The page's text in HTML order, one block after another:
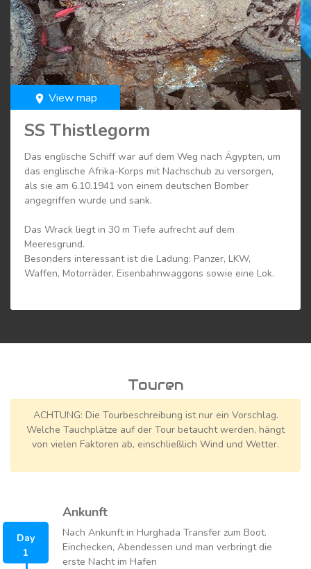
room View map
SS Thistlegorm
Das englische Schiff war auf dem Weg nach Ägypten, um
das englische Afrika-Korps mit Nachschub zu versorgen,
als sie am 6.10.1941 von einem deutschen Bomber
angegriffen wurde und sank.
Das Wrack liegt in 30 m Tiefe aufrecht auf dem
Meeresgrund.
Besonders interessant ist die Ladung: Panzer, LKW,
Waffen, Motorräder, Eisenbahnwaggons sowie eine Lok.
hier keine Seltenheit. Als künstliches Riff zieht sie zudem
Touren
ACHTUNG: Die Tourbeschreibung ist nur ein Vorschlag.
Welche Tauchplätze auf der Tour betaucht werden, hängt
von vielen Faktoren ab, einschließlich Wind und Wetter.
Day
1
Ankunft
Nach Ankunft in Hurghada Transfer zum Boot.
Einchecken, Abendessen und man verbringt die
erste Nacht im Hafen